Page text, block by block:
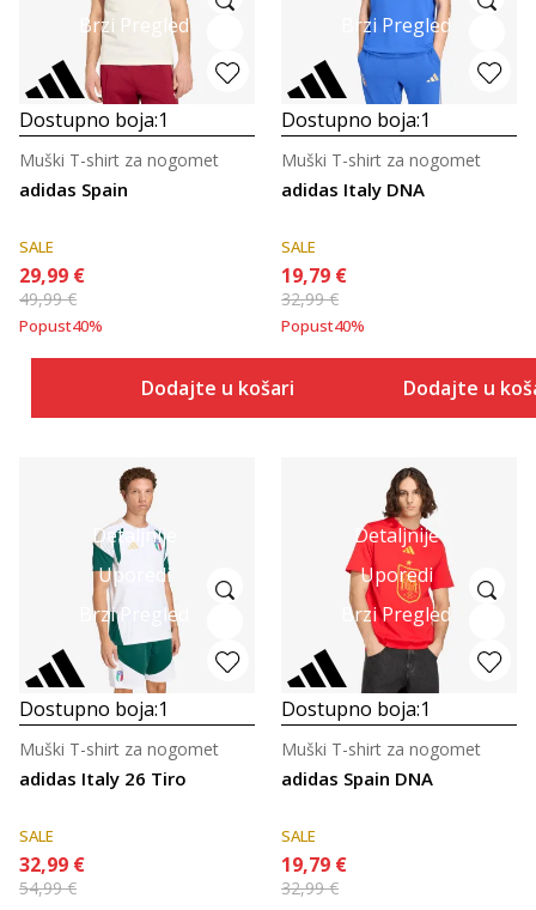
Brzi Pregled
Dostupno boja:1
adidas Spain
Muški T-shirt za nogomet
SALE
29,99 €
49,99€
Popust40%
Dodajte u košaricu
Brzi Pregled
Dostupno boja:1
adidas Italy DNA
Muški T-shirt za nogomet
SALE
19,79 €
32,99€
Popust40%
Dodajte u
Detaljnije
Uporedi
Brzi Pregled
Dostupno boja:1
adidas Italy 26 Tiro
Muški T-shirt za nogomet
SALE
32,99 €
54,99€
Detaljnije
Uporedi
Brzi Pregled
Dostupno boja:1
adidas Spain DNA
Muški T-shirt za nogomet
SALE
19,79 €
32,99€